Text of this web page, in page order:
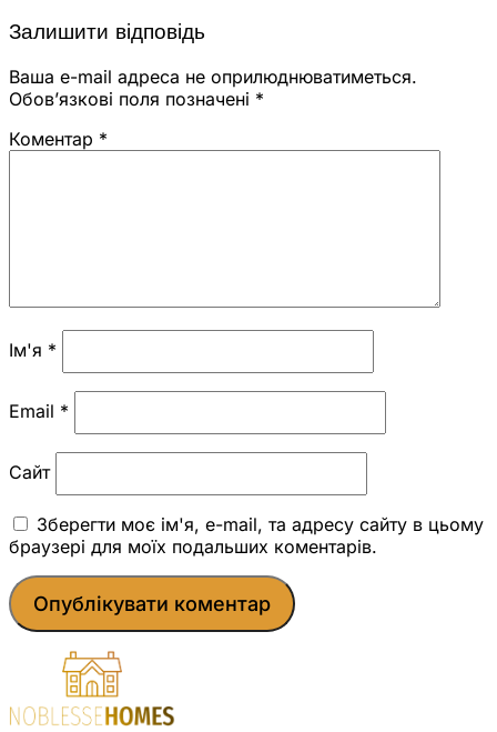
Залишити відповідь
Ваша e-mail адреса не оприлюднюватиметься.
Обов’язкові поля позначені *
Коментар *
Ім'я *
Email *
Сайт
Зберегти моє ім'я, e-mail, та адресу сайту в цьому
браузері для моїх подальших коментарів.